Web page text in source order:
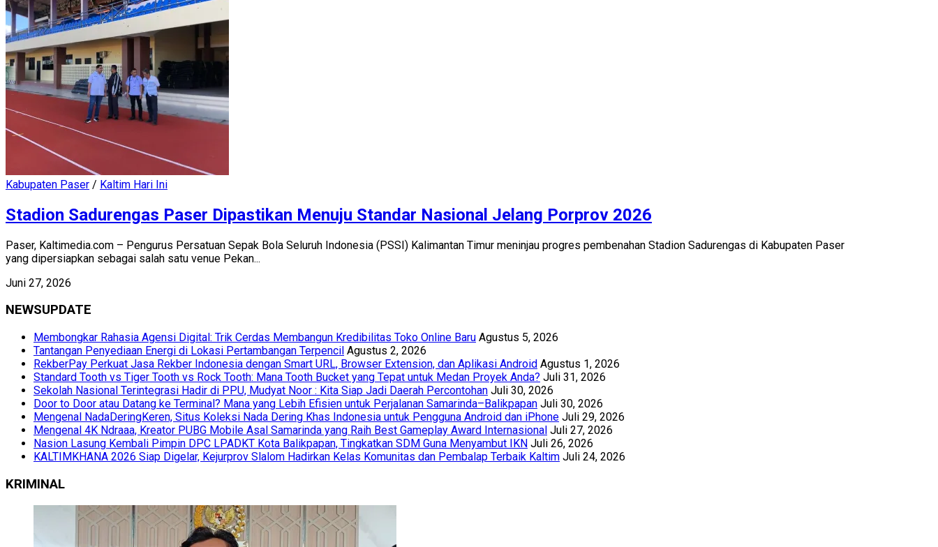
Kabupaten Paser / Kaltim Hari Ini
Stadion Sadurengas Paser Dipastikan Menuju Standar Nasional Jelang Porprov 2026
Paser, Kaltimedia.com – Pengurus Persatuan Sepak Bola Seluruh Indonesia (PSSI) Kalimantan Timur meninjau progres pembenahan Stadion Sadurengas di Kabupaten Paser
yang dipersiapkan sebagai salah satu venue Pekan...
Juni 27, 2026
NEWSUPDATE
Membongkar Rahasia Agensi Digital: Trik Cerdas Membangun Kredibilitas Toko Online Baru Agustus 5, 2026
Tantangan Penyediaan Energi di Lokasi Pertambangan Terpencil Agustus 2, 2026
RekberPay Perkuat Jasa Rekber Indonesia dengan Smart URL, Browser Extension, dan Aplikasi Android Agustus 1, 2026
Standard Tooth vs Tiger Tooth vs Rock Tooth: Mana Tooth Bucket yang Tepat untuk Medan Proyek Anda? Juli 31, 2026
Sekolah Nasional Terintegrasi Hadir di PPU, Mudyat Noor : Kita Siap Jadi Daerah Percontohan Juli 30, 2026
Door to Door atau Datang ke Terminal? Mana yang Lebih Efisien untuk Perjalanan Samarinda–Balikpapan Juli 30, 2026
Mengenal NadaDeringKeren, Situs Koleksi Nada Dering Khas Indonesia untuk Pengguna Android dan iPhone Juli 29, 2026
Mengenal 4K Ndraaa, Kreator PUBG Mobile Asal Samarinda yang Raih Best Gameplay Award Internasional Juli 27, 2026
Nasion Lasung Kembali Pimpin DPC LPADKT Kota Balikpapan, Tingkatkan SDM Guna Menyambut IKN Juli 26, 2026
KALTIMKHANA 2026 Siap Digelar, Kejurprov Slalom Hadirkan Kelas Komunitas dan Pembalap Terbaik Kaltim Juli 24, 2026
KRIMINAL